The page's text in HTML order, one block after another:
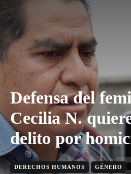
Defensa del
Cecilia N.
delito por
DERECHOS HUMANOS GÉNERO